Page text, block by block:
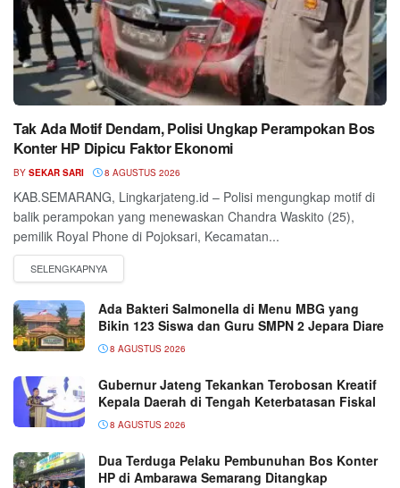
Tak Ada Motif Dendam, Polisi Ungkap Perampokan Bos
Konter HP Dipicu Faktor Ekonomi
BY SEKAR SARI 8 AGUSTUS 2026
KAB.SEMARANG, Lingkarjateng.id – Polisi mengungkap motif di
balik perampokan yang menewaskan Chandra Waskito (25),
pemilik Royal Phone di Pojoksari, Kecamatan...
Ada Bakteri Salmonella di Menu MBG yang
Bikin 123 Siswa dan Guru SMPN 2 Jepara Diare
8 AGUSTUS 2026
Gubernur Jateng Tekankan Terobosan Kreatif
Kepala Daerah di Tengah Keterbatasan Fiskal
8 AGUSTUS 2026
Dua Terduga Pelaku Pembunuhan Bos Konter
HP di Ambarawa Semarang Ditangkap